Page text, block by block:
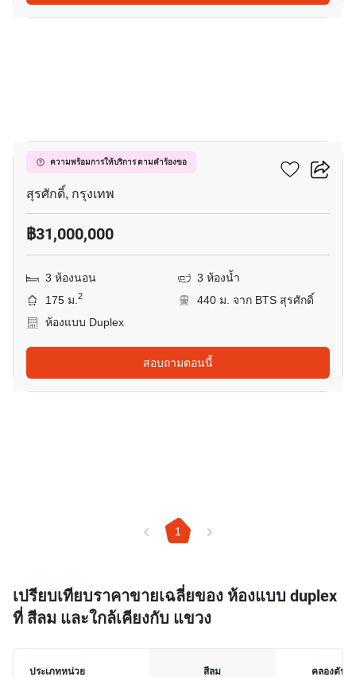
ความพร้อมการให้บริการ ตามคำร้องขอ
เดอะ ลอฟท์ สีลม
สุรศักดิ์, กรุงเทพ
฿31,000,000
3 ห้องนอน
3 ห้องน้ำ
175 ม.2
440 ม. จาก BTS สุรศักดิ์
ห้องแบบ Duplex
สอบถามตอนนี้
1
เปรียบเทียบราคาขายเฉลี่ยของ ห้องแบบ duplex
ที่ สีลม และใกล้เคียงกับ แขวง
ประเภทหน่วย สีลม คลองตันเ